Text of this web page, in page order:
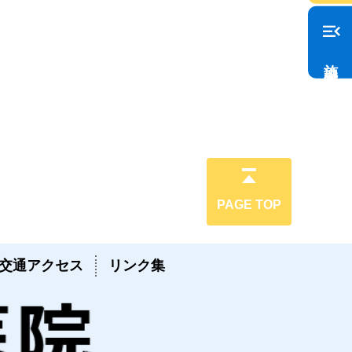
menu_open
通アクセス リンク集
PAGE TOP